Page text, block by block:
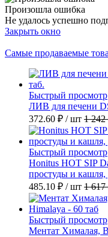
Произошла ошибка
Не удалось успешно
Закрыть окно
Самые продаваемые
Быстрый просмотр
ЛИВ для печени
372.60 ₽ / шт 1 242
Быстрый просмотр
Honitus HOT SIP
простуды и кашля,
485.10 ₽ / шт 1 617
Быстрый просмотр
Ментат Хималая,